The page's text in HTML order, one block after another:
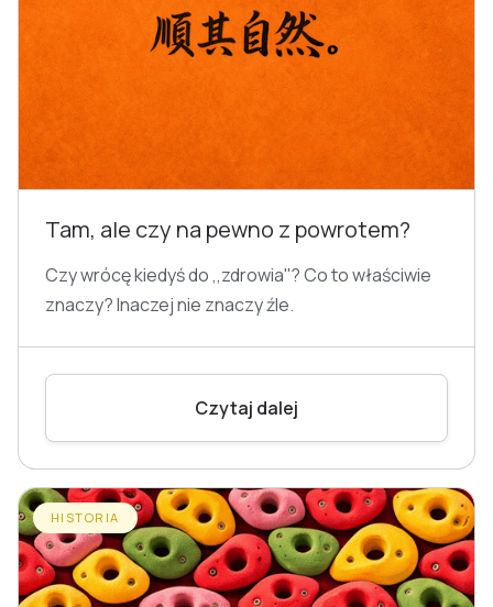
Tam, ale czy na pewno z powrotem?
Czy wrócę kiedyś do ,,zdrowia''? Co to właściwie
znaczy? Inaczej nie znaczy źle.
Czytaj dalej
HISTORIA